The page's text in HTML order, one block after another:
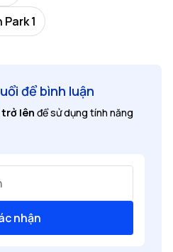
1
để bình luận
trở lên để sử dụng tính năng
nhận